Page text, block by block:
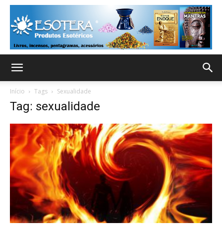
Início Tags Sexualidade
Tag: sexualidade